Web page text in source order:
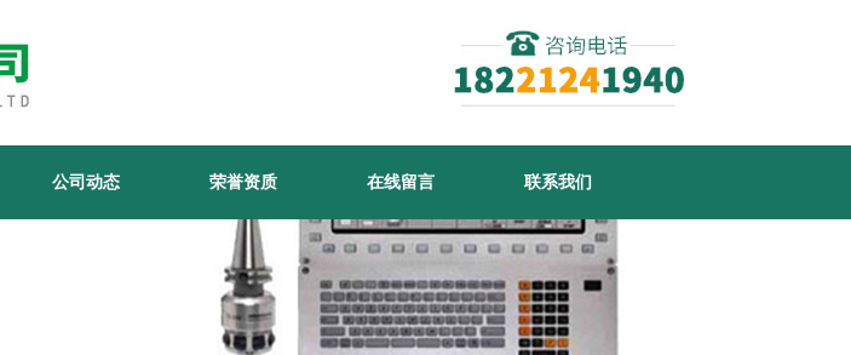
公司动态 荣誉资质 在线留言 联系我们